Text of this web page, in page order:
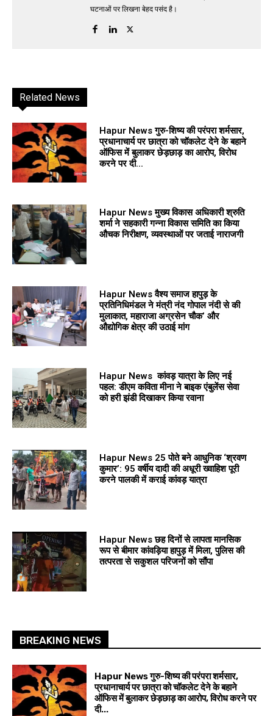
घटनाओं पर लिखना बेहद पसंद है।
Related News
Hapur News गुरु-शिष्य की परंपरा शर्मसार,
प्रधानाचार्य पर छात्रा को चॉकलेट देने के बहाने
ऑफिस में बुलाकर छेड़छाड़ का आरोप, विरोध
करने पर दी...
Hapur News मुख्य विकास अधिकारी श्रुति
शर्मा ने सहकारी गन्ना विकास समिति का किया
औचक निरीक्षण, व्यवस्थाओं पर जताई नाराजगी
Hapur News वैश्य समाज हापुड़ के
प्रतिनिधिमंडल ने मंत्री नंद गोपाल नंदी से की
मुलाकात, महाराजा अग्रसेन चौक’ और
औद्योगिक क्षेत्र की उठाई मांग
Hapur News कांवड़ यात्रा के लिए नई
पहल: डीएम कविता मीना ने बाइक एंबुलेंस सेवा
को हरी झंडी दिखाकर किया रवाना
Hapur News 25 पोते बने आधुनिक ‘श्रवण
कुमार’: 95 वर्षीय दादी की अधूरी ख्वाहिश पूरी
करने पालकी में कराई कांवड़ यात्रा
Hapur News छह दिनों से लापता मानसिक
रूप से बीमार कांवड़िया हापुड़ में मिला, पुलिस की
तत्परता से सकुशल परिजनों को सौंपा
BREAKING NEWS
Hapur News गुरु-शिष्य की परंपरा शर्मसार,
प्रधानाचार्य पर छात्रा को चॉकलेट देने के बहाने
ऑफिस में बुलाकर छेड़छाड़ का आरोप, विरोध करने पर
दी...